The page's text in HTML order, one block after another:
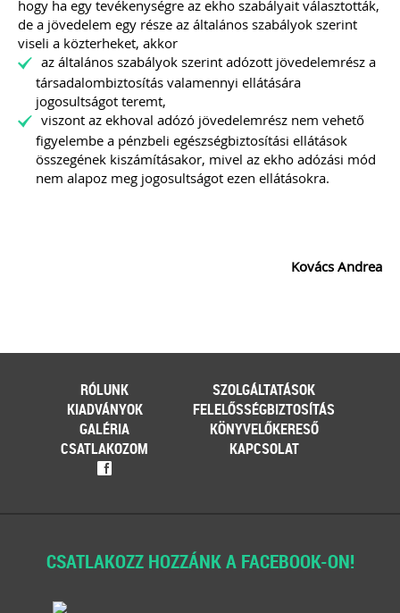
hogy ha egy tevékenységre az ekho szabályait választották,
de a jövedelem egy része az általános szabályok szerint
viseli a közterheket, akkor
az általános szabályok szerint adózott jövedelemrész a
társadalombiztosítás valamennyi ellátására
jogosultságot teremt,
viszont az ekhoval adózó jövedelemrész nem vehető
figyelembe a pénzbeli egészségbiztosítási ellátások
összegének kiszámításakor, mivel az ekho adózási mód
nem alapoz meg jogosultságot ezen ellátásokra.
Kovács Andrea
RÓLUNK
SZOLGÁLTATÁSOK
KIADVÁNYOK
FELELŐSSÉGBIZTOSÍTÁS
GALÉRIA
KÖNYVELŐKERESŐ
CSATLAKOZOM
KAPCSOLAT
f
CSATLAKOZZ HOZZÁNK A FACEBOOK-ON!